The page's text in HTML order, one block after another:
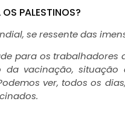
PALESTINOS?
se ressente das
para os
vacinação,
ver, todos os